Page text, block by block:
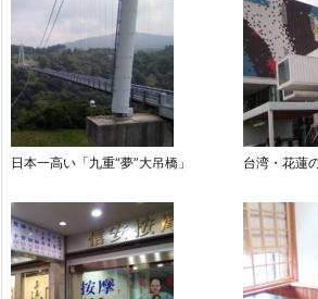
日本一高い「九重“夢”大吊橋」 台湾・花蓮